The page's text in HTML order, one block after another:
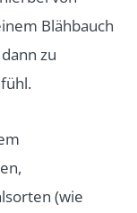
Blähbauch
zu
(wie